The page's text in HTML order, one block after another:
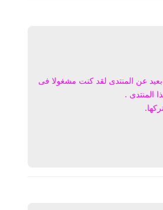
عن المنتدى لقد كنت مشغولا فى
المنتدى .